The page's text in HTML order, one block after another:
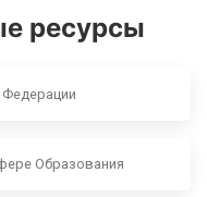
ресурсы
Образования